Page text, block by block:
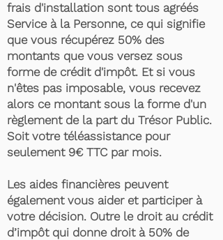
frais d'installation sont tous agréés
Service à la Personne, ce qui signifie
que vous récupérez 50% des
montants que vous versez sous
forme de crédit d'impôt. Et si vous
n'êtes pas imposable, vous recevez
alors ce montant sous la forme d'un
règlement de la part du Trésor Public.
Soit votre téléassistance pour
seulement 9€ TTC par mois.
Les aides financières peuvent
également vous aider et participer à
votre décision. Outre le droit au crédit
d’impôt qui donne droit à 50% de